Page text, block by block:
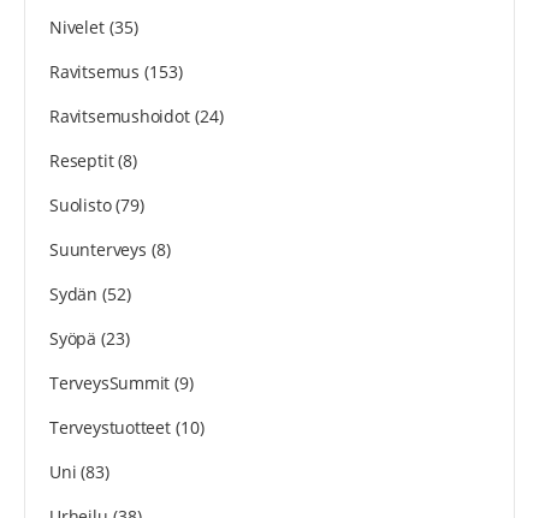
Nivelet(35)
Ravitsemus (153)
Ravitsemushoidot(24)
Reseptit(8)
Suolisto(79)
Suunterveys (8)
Sydän (52)
Syöpä (23)
TerveysSummit (9)
Terveystuotteet(10)
Uni (83)